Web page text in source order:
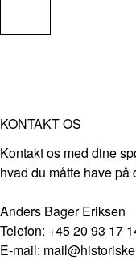
KONTAKT OS
Kontakt os med dine
hvad du måtte have på
Anders Bager Eriksen
Telefon: +45 20 93 17
E-mail: